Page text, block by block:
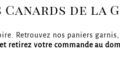
de la
Retrouvez nos paniers
retirez votre commande au